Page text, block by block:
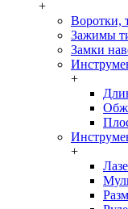
+
Воротки,
Зажимы
Замки
+
+